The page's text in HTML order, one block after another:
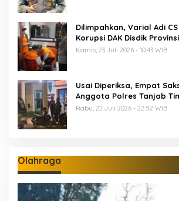
Dilimpahkan, Varial Adi
Korupsi DAK Disdik
M Segera Disidang
Kamis, 23 Juli 2026 - 10:43 WIB
Usai Diperiksa, Empat
Anggota Polres Tanjab
Sel Tahanan Mapolda
Rabu, 22 Juli 2026 - 22:52 WIB
Olahraga